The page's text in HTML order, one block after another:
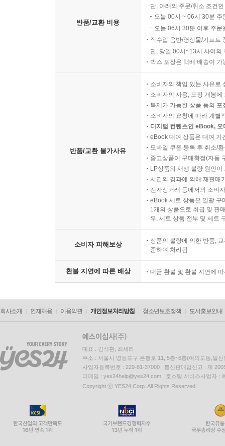
반품/교환 비용
단, 아래의 주문/취소 조건
오늘 00시 ~ 06시 30분
오늘 06시 30분 이후 주
직수입 음반/영상물/기프트
단, 당일 00시~13시 사이의
박스 포장은 택배 배송이
반품/교환 불가사유
소비자의 책임 있는 사유로
소비자의 사용, 포장 개봉
복제가 가능한 상품 등의
소비자의 요청에 따라 개별
디지털 컨텐츠인 eBook,
eBook 대여 상품은 대여 기
모바일 쿠폰 등록 후 취소/
중고상품이 구매확정(자동
LP상품의 재생 불량 원인
시간의 경과에 의해 재판매
전자상거래 등에서의 소비
eBook 세트 상품은 일괄 구
1개의 상품으로 취급 및 판
우, 세트 상품 전부 및 세트
소비자 피해보상
상품의 불량에 의한 반품,
준하여 처리됨
환불 지연에 따른 배상 대금 환불 및 환불 지연에
회사소개 인재채용 이용약관 개인정보처리방침 청소년보호정책 도서홍보안내
대표 : 김석환, 최세라
주소 : 서울시 영등포구 은행로 11, 5층~6층(여의도동,일신
사업자등록번호 : 229-81-37000 통신판매업신고 : 제
이메일 : yes24help@yes24.com 호스팅 서비스사업자 :
Copyright ⓒ YES24 Corp. All Rights Reserved.